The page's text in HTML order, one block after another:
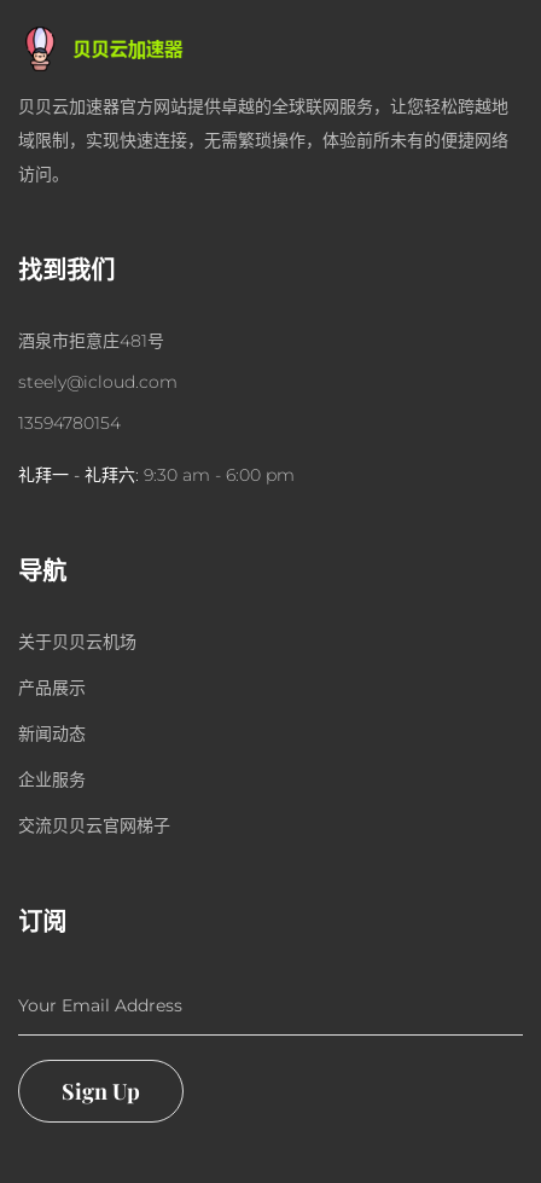
贝贝云加速器官方网站提供卓越的全球联网服务，让您轻松跨越地
域限制，实现快速连接，无需繁琐操作，体验前所未有的便捷网络
访问。
找到我们
酒泉市拒意庄481号
steely@icloud.com
13594780154
礼拜一 - 礼拜六: 9:30 am - 6:00 pm
导航
关于贝贝云机场
产品展示
新闻动态
企业服务
交流贝贝云官网梯子
订阅
Your Email Address
Sign Up